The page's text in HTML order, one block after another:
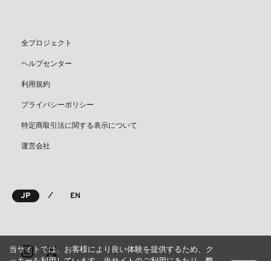
全プロジェクト
ヘルプセンター
利用規約
プライバシーポリシー
特定商取引法に関する表示について
運営会社
JP ⁄ EN
当サイトでは、お客様により良い体験を提供するため、ク